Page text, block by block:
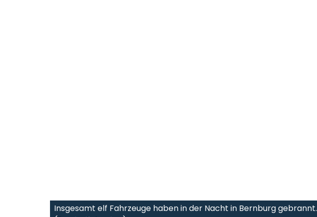
Insgesamt elf Fahrzeuge haben in der Nacht in Bernburg gebrannt.